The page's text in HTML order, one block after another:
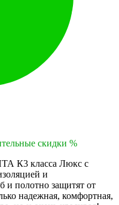
скидки %
К3 класса Люкс с
и
и полотно защитят от
надежная, комфортная,